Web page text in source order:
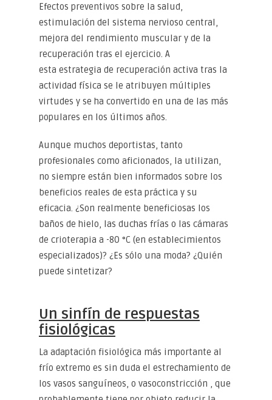
Efectos preventivos sobre la salud,
estimulación del sistema nervioso central,
mejora del rendimiento muscular y de la
recuperación tras el ejercicio. A
esta estrategia de recuperación activa tras la
actividad física se le atribuyen múltiples
virtudes y se ha convertido en una de las más
populares en los últimos años.
Aunque muchos deportistas, tanto
profesionales como aficionados, la utilizan,
no siempre están bien informados sobre los
beneficios reales de esta práctica y su
eficacia. ¿Son realmente beneficiosas los
baños de hielo, las duchas frías o las cámaras
de crioterapia a -80 °C (en establecimientos
especializados)? ¿Es sólo una moda? ¿Quién
puede sintetizar?
Un sinfín de respuestas
fisiológicas
La adaptación fisiológica más importante al
frío extremo es sin duda el estrechamiento de
los vasos sanguíneos, o vasoconstricción , que